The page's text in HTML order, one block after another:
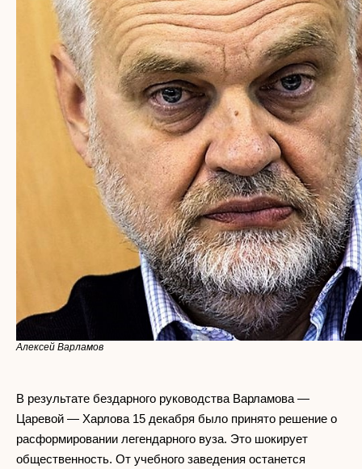
Алексей Варламов
В результате бездарного руководства Варламова —
Царевой — Харлова 15 декабря было принято решение о
расформировании легендарного вуза. Это шокирует
общественность. От учебного заведения останется